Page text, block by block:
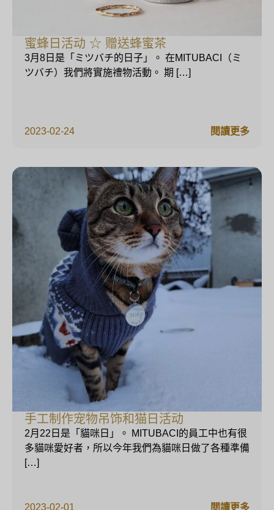
蜜蜂日活动 ☆ 赠送蜂蜜茶
2023-02-24
3月8日是「ミツバチ的日子」。 在MITUBACI（ミ
ツバチ）我們將實施禮物活動。 期 […]
閱讀更多
手工制作宠物吊饰和猫日活动
2023-02-01
2月22日是「貓咪日」。 MITUBACI的員工中也有很
多貓咪愛好者，所以今年我們為貓咪日做了各種準備
[…]
閱讀更多